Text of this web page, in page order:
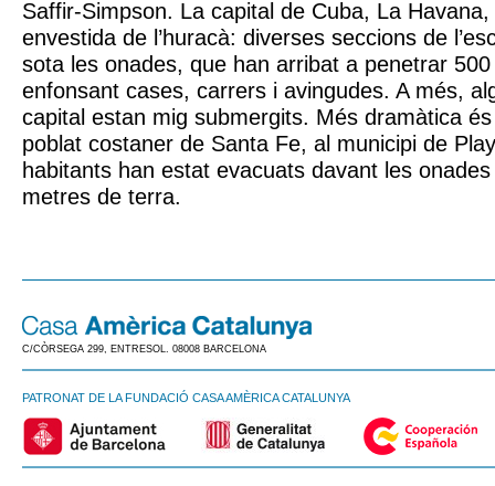
Saffir-Simpson. La capital de Cuba, La
envestida de l’huracà: diverses seccions de
sota les onades, que han arribat a penetrar
enfonsant cases, carrers i avingudes. A més,
capital estan mig submergits. Més dramàtica
poblat costaner de Santa Fe, al municipi de
habitants han estat evacuats davant les
metres de terra.
C/CÒRSEGA 299, ENTRESOL. 08008 BARCELONA
PATRONAT DE LA FUNDACIÓ CASA AMÈRICA CATALUNYA